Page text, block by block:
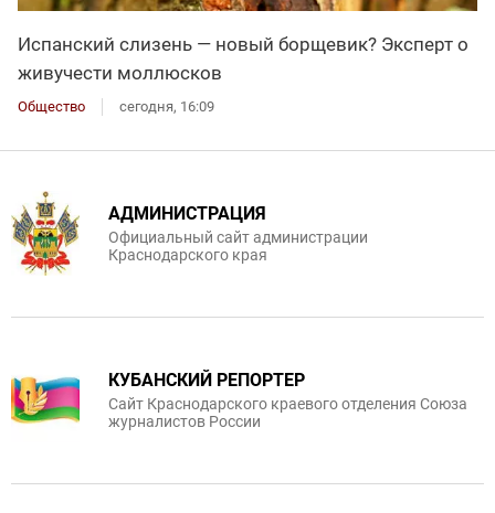
Испанский слизень — новый борщевик? Эксперт о
живучести моллюсков
Общество сегодня, 16:09
АДМИНИСТРАЦИЯ
Официальный сайт администрации
Краснодарского края
КУБАНСКИЙ РЕПОРТЕР
Сайт Краснодарского краевого отделения Союза
журналистов России